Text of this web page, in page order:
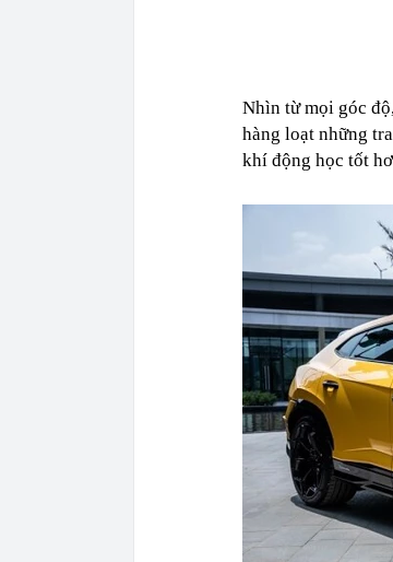
Nhìn từ mọi góc
hàng loạt những
khí động học tốt